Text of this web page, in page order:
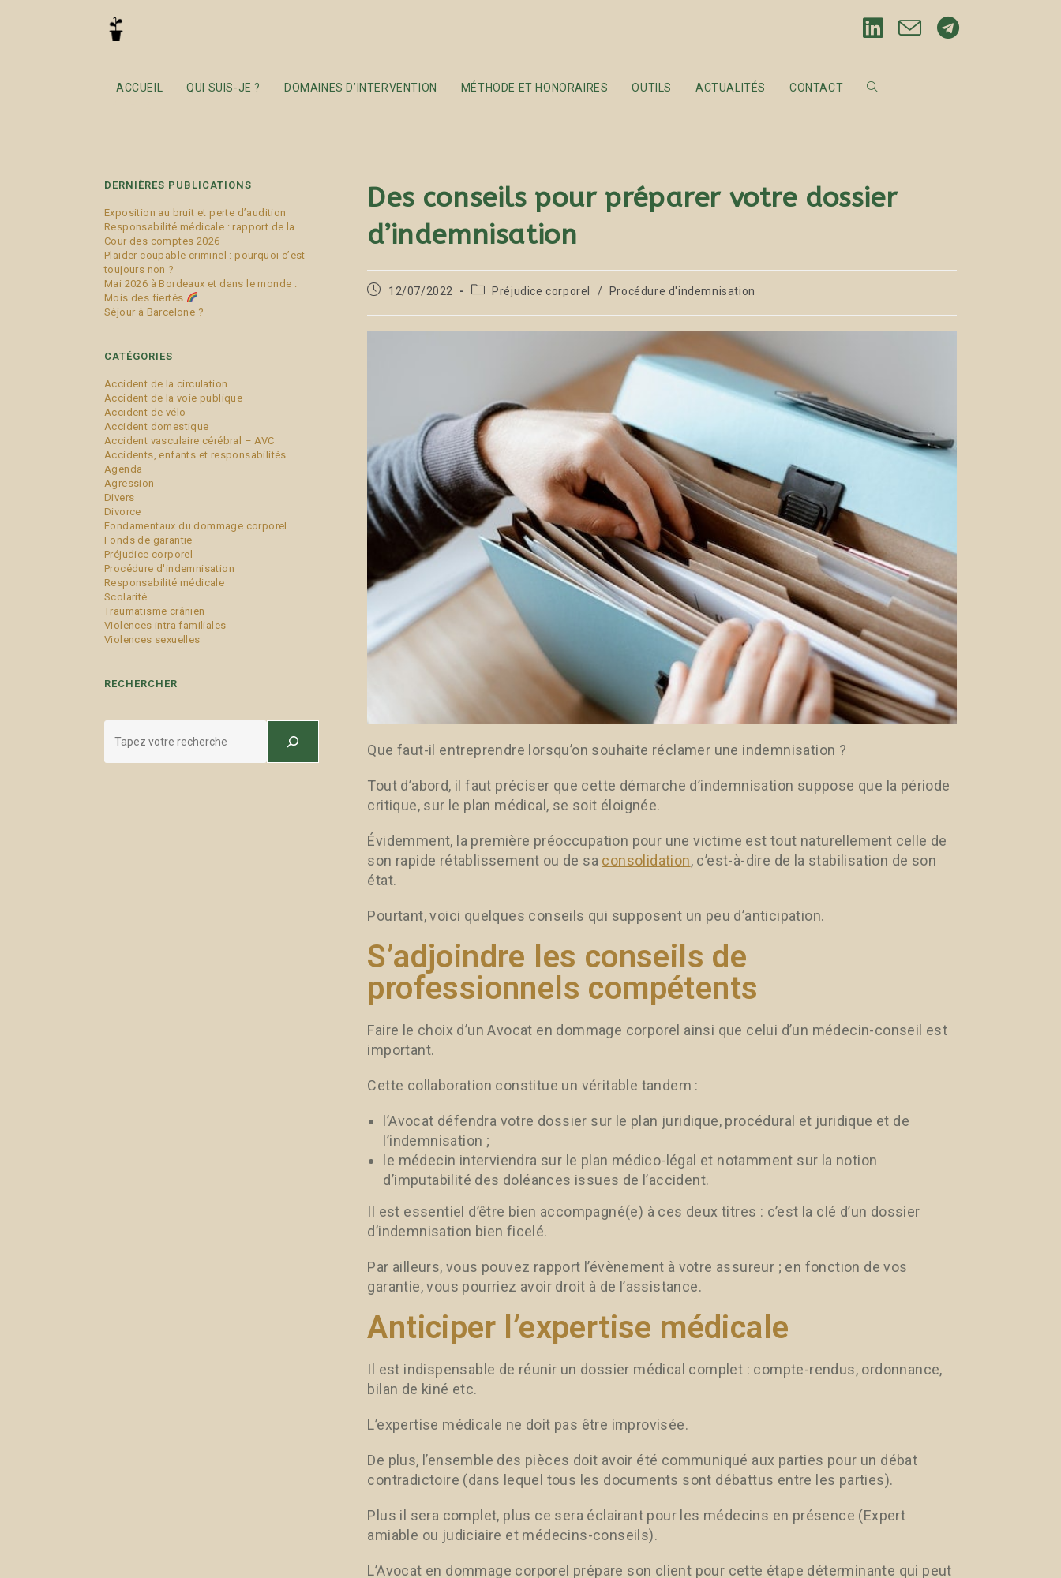
ACCUEIL QUI SUIS-JE ? DOMAINES D’INTERVENTION MÉTHODE ET HONORAIRES OUTILS ACTUALITÉS CONTACT
Blog
Des conseils pour préparer votre dossier
d’indemnisation
12/07/2022 Préjudice corporel / Procédure d'indemnisation
Que faut-il entreprendre lorsqu’on souhaite réclamer une indemnisation ?
Tout d’abord, il faut préciser que cette démarche d’indemnisation suppose que la période
critique, sur le plan médical, se soit éloignée.
Évidemment, la première préoccupation pour une victime est tout naturellement celle de
son rapide rétablissement ou de sa consolidation, c’est-à-dire de la stabilisation de son
état.
Pourtant, voici quelques conseils qui supposent un peu d’anticipation.
S’adjoindre les conseils de
professionnels compétents
Faire le choix d’un Avocat en dommage corporel ainsi que celui d’un médecin-conseil est
important.
Cette collaboration constitue un véritable tandem :
l’Avocat défendra votre dossier sur le plan juridique, procédural et juridique et de
l’indemnisation ;
le médecin interviendra sur le plan médico-légal et notamment sur la notion
d’imputabilité des doléances issues de l’accident.
Il est essentiel d’être bien accompagné(e) à ces deux titres : c’est la clé d’un dossier
d’indemnisation bien ficelé.
Par ailleurs, vous pouvez rapport l’évènement à votre assureur ; en fonction de vos
garantie, vous pourriez avoir droit à de l’assistance.
Anticiper l’expertise médicale
Il est indispensable de réunir un dossier médical complet : compte-rendus, ordonnance,
bilan de kiné etc.
L’expertise médicale ne doit pas être improvisée.
De plus, l’ensemble des pièces doit avoir été communiqué aux parties pour un débat
contradictoire (dans lequel tous les documents sont débattus entre les parties).
Plus il sera complet, plus ce sera éclairant pour les médecins en présence (Expert
amiable ou judiciaire et médecins-conseils).
L’Avocat en dommage corporel prépare son client pour cette étape déterminante qui peut
DERNIÈRES PUBLICATIONS
Exposition au bruit et perte d’audition
Responsabilité médicale : rapport de la
Cour des comptes 2026
Plaider coupable criminel : pourquoi c’est
toujours non ?
Mai 2026 à Bordeaux et dans le monde :
Mois des fiertés
Séjour à Barcelone ?
CATÉGORIES
Accident de la circulation
Accident de la voie publique
Accident de vélo
Accident domestique
Accident vasculaire cérébral – AVC
Accidents, enfants et responsabilités
Agenda
Agression
Divers
Divorce
Fondamentaux du dommage corporel
Fonds de garantie
Préjudice corporel
Procédure d'indemnisation
Responsabilité médicale
Scolarité
Traumatisme crânien
Violences intra familiales
Violences sexuelles
RECHERCHER